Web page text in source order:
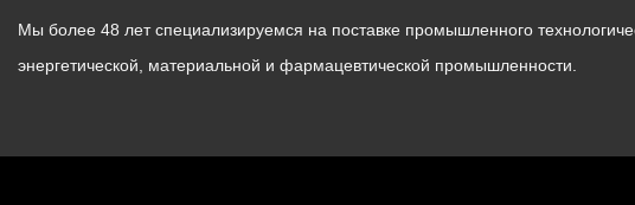
Мы более 48 лет специализируемся на поставке промышленного
энергетической, материальной и фармацевтической промышленности.